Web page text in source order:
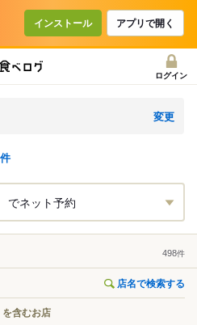
インストール アプリで開く
ログイン
変更
でネット予約
498件
店名で検索する
を含むお店